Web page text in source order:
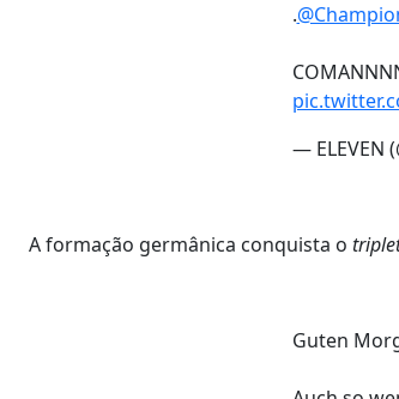
.
— ELEVEN
A formação germânica conquista o
Guten